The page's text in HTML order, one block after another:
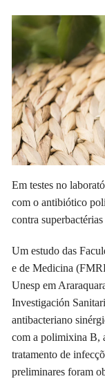
Em testes no
com o antibiótico
contra
Um estudo das
e de Medicina
Unesp em
Investigación
antibacteriano
com a polimixina B,
tratamento de
preliminares foram